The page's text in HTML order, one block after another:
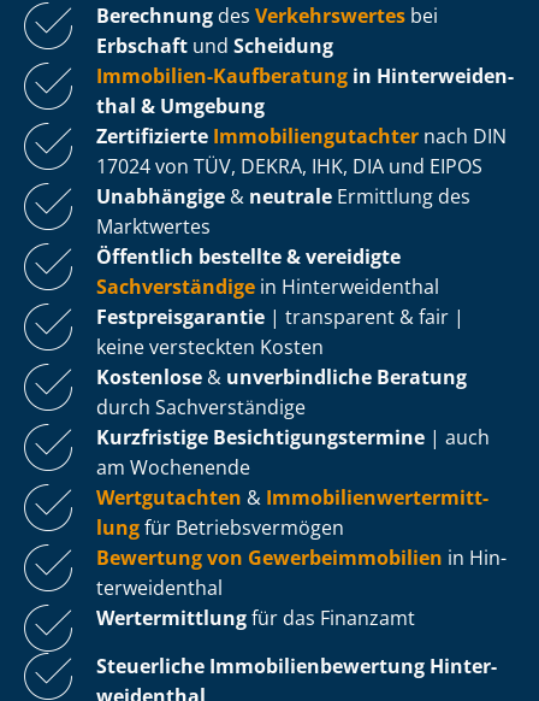
Berechnung des Verkehrswertes bei
Erbschaft und Scheidung
Immobilien-Kaufberatung in Hin­ter­wei­den­
thal & Umgebung
Zertifizierte Im­mo­bi­li­en­gut­ach­ter nach DIN
17024 von TÜV, DEKRA, IHK, DIA und EIPOS
Unabhängige & neutrale Ermittlung des
Marktwertes
Öffentlich bestellte & vereidigte
Sachverständige in Hin­ter­wei­den­thal
Fest­preis­ga­ran­tie | transparent & fair |
keine versteckten Kosten
Kostenlose & unverbindliche Beratung
durch Sachverständige
Kurzfristige Be­sich­ti­gungs­ter­mi­ne | auch
am Wochenende
Wertgutachten & Im­mo­bi­li­en­wert­ermitt­
lungfür Be­triebs­ver­mö­gen
Bewertung von Ge­wer­be­im­mo­bi­li­en in Hin­
ter­wei­den­thal
Wertermittlungfür das Finanzamt
Steuerliche Im­mo­bi­li­en­be­wer­tung Hin­ter­